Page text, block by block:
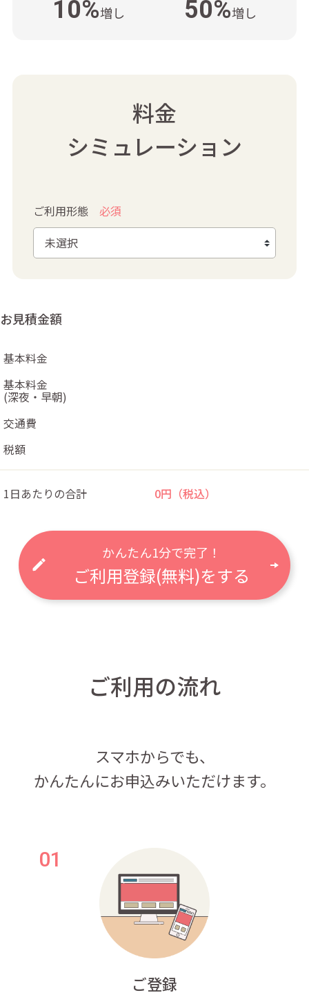
10%増し 50%増し
料金
シミュレーション
ご利用形態 必須
お見積金額
基本料金
基本料金
(深夜・早朝)
交通費
税額
1日あたりの合計 0円（税込）
かんたん1分で完了！
ご利用登録(無料)をする
ご利用の流れ
スマホからでも、
かんたんにお申込みいただけます。
ご登録